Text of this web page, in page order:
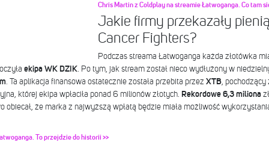
Chris Martin z Coldplay na streamie Łatwoganga. Co tam
Jakie firmy przekazały
Cancer Fighters?
Podczas streama Łatwoganga każda złotówka
ekipa WK DZIK. Po tym, jak stream został nieco wydłużony w
. Ta aplikacja finansowa ostatecznie została przebita przez XTB, pochodzący
której ekipa wpłaciła ponad 6 milionów złotych. Rekordowe 6,3 miliona
obiecał, że marka z najwyższą wpłatą będzie miała możliwość
To przejdzie do historii >>